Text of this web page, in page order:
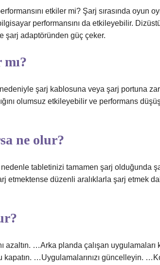
etkiler mi? Şarj sırasında oyun
performansını da etkileyebilir.
şarj adaptöründen güç çeker.
şarj kablosuna veya şarj portuna
olumsuz etkileyebilir ve performans
ne olur?
tabletinizi tamamen şarj olduğunda
etmektense düzenli aralıklarla şarj etmek
azaltın. …Arka planda çalışan uygulamaları
kapatın. …Uygulamalarınızı güncelleyin.